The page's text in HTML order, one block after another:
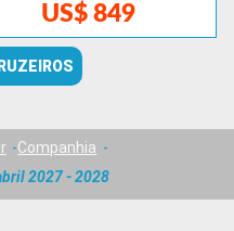
US$ 849
Companhia
2027 - 2028